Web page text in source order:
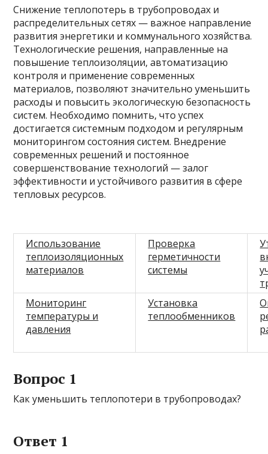
Снижение теплопотерь в трубопроводах и
распределительных сетях — важное направление
развития энергетики и коммунального хозяйства.
Технологические решения, направленные на
повышение теплоизоляции, автоматизацию
контроля и применение современных
материалов, позволяют значительно уменьшить
расходы и повысить экологическую безопасность
систем. Необходимо помнить, что успех
достигается системным подходом и регулярным
мониторингом состояния систем. Внедрение
современных решений и постоянное
совершенствование технологий — залог
эффективности и устойчивого развития в сфере
тепловых ресурсов.
Использование
теплоизоляционных
материалов
Проверка
герметичности
системы
Мониторинг
температуры и
давления
Установка
теплообменников
Вопрос 1
Как уменьшить теплопотери в трубопроводах?
Ответ 1